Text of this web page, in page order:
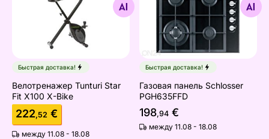
Найдите похожие
Быстрая доставка!
Велотренажер Tunturi Star
Fit X100 X-Bike
222,52 €
между 11.08 - 18.08
Найдите похожие
Быстрая доставка!
Газовая панель Schlosser
PGH635FFD
198,94 €
между 11.08 - 18.08